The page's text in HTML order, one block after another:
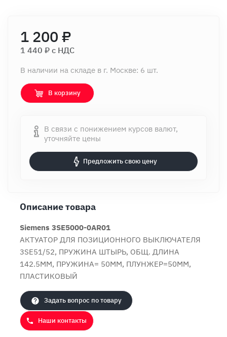
1 200 ₽
1 440 ₽ c НДС
В наличии на складе в г. Москве: 6 шт.
В корзину
В связи с понижением курсов валют,
уточняйте цены
Предложить свою цену
Описание товара
Siemens 3SE5000-0AR01
АКТУАТОР ДЛЯ ПОЗИЦИОННОГО ВЫКЛЮЧАТЕЛЯ
3SE51/52, ПРУЖИНА ШТЫРЬ, ОБЩ. ДЛИНА
142.5MM, ПРУЖИНА= 50MM, ПЛУНЖЕР=50MM,
ПЛАСТИКОВЫЙ
Задать вопрос по товару
Наши контакты
Продолжить покупки